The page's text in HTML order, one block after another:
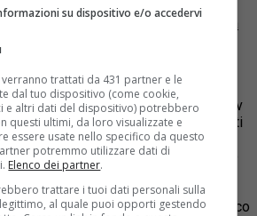
Piemontese come
Fonte preferita
è partita l’azione delle forze
per permettere l’accesso dei
del cantiere della linea ferroviaria Tav
dai NoTav. Dopo aver presidiato tutti
di uomini sono scesi
una percorso di servizi .Un mezzo
iniziato a tagliare la barriera in
dal luogo in cui si
ruspa ha lavorato per aprire un varco
su dispositivo e/o accedervi
trattati da 431 partner e le
dal tuo dispositivo (come cookie,
e altri dati del dispositivo) potrebbero
questi ultimi, da loro visualizzate e
essere usate nello specifico da questo
potremmo utilizzare dati di
Elenco dei partner.
trattare i tuoi dati personali sulla
al quale puoi opporti gestendo